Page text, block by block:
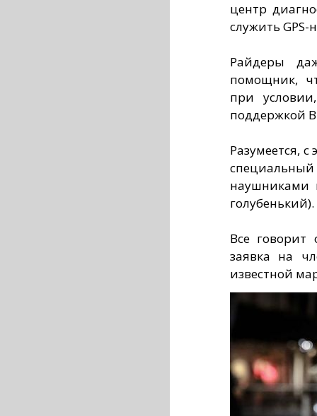
центр
служить
Райдеры
помощник,
при
поддержкой
Разумеется,
наушниками
голубенький).
Все говорит
заявка на
известной